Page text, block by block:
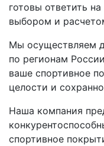
готовы ответить
выбором и
Мы осуществляем
по регионам
ваше спортивное
целости и
Наша компания
спортивное